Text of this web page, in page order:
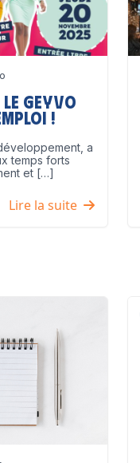
GEYVO
!
a
temps forts
et […]
Lire la suite